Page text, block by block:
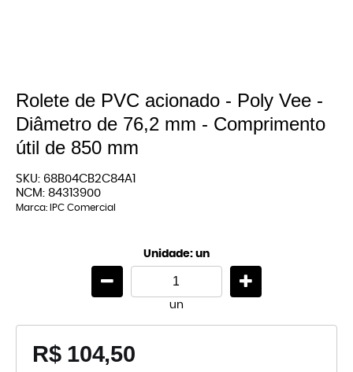
Rolete de PVC acionado - Poly Vee -
Diâmetro de 76,2 mm - Comprimento
útil de 850 mm
SKU: 68B04CB2C84A1
NCM: 84313900
Marca: IPC Comercial
Unidade: un
un
R$ 104,50